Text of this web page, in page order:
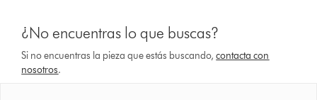
¿No encuentras lo que buscas?
Si no encuentras la pieza que estás buscando,contacta con
nosotros.